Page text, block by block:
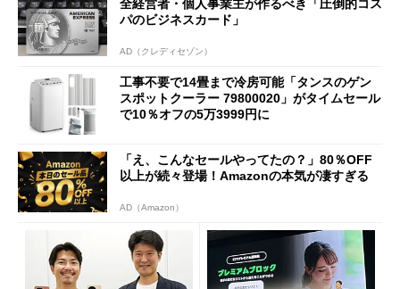
全経営者・個人事業主が作るべき「圧倒的コス
パのビジネスカード」
AD（クレディセゾン）
工事不要で14畳まで冷房可能「タンスのゲン
スポットクーラー 79800020」がタイムセール
で10％オフの5万3999円に
「え、こんなセールやってたの？」80％OFF
以上が続々登場！Amazonの本気が凄すぎる
AD（Amazon）